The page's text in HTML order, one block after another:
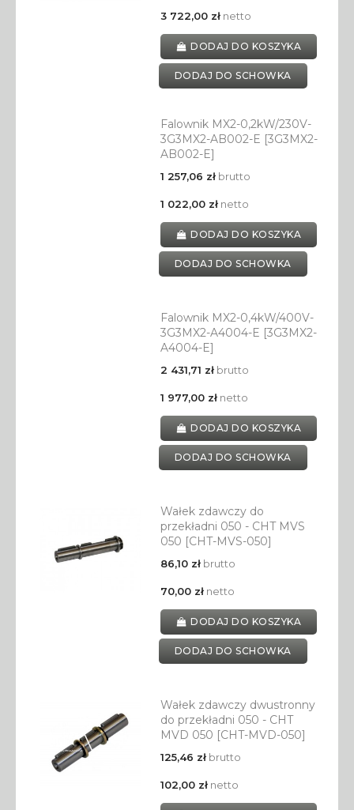
3 722,00 złnetto
DODAJ DO KOSZYKA
DODAJ DO SCHOWKA
Falownik MX2-0,2kW/230V-
3G3MX2-AB002-E [3G3MX2-
AB002-E]
1 257,06 złbrutto
1 022,00 złnetto
DODAJ DO KOSZYKA
DODAJ DO SCHOWKA
Falownik MX2-0,4kW/400V-
3G3MX2-A4004-E [3G3MX2-
A4004-E]
2 431,71 złbrutto
1 977,00 złnetto
DODAJ DO KOSZYKA
DODAJ DO SCHOWKA
Wałek zdawczy do
przekładni 050 - CHT MVS
050 [CHT-MVS-050]
86,10 złbrutto
70,00 złnetto
DODAJ DO KOSZYKA
DODAJ DO SCHOWKA
Wałek zdawczy dwustronny
do przekładni 050 - CHT
MVD 050 [CHT-MVD-050]
125,46 złbrutto
102,00 złnetto